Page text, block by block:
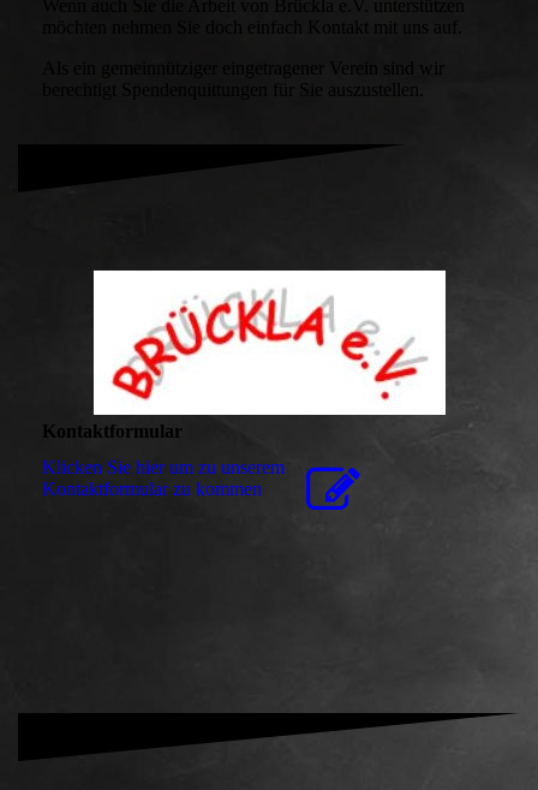
möchten nehmen Sie doch einfach Kontakt mit uns auf.
berechtigt Spendenquittungen für Sie auszustellen.
Kontaktformular
Klicken Sie hier um zu unserem
Kon­takt­for­mu­lar zu kommen